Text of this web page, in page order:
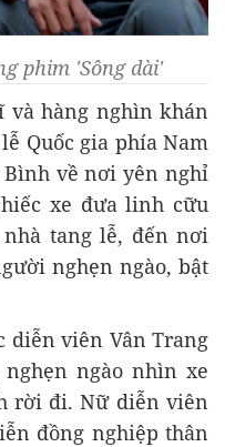
phim 'Sông dài'
và hàng nghìn khán
Quốc gia phía Nam
về nơi yên nghỉ
xe đưa linh cữu
tang lễ, đến nơi
nghẹn ngào, bật
diễn viên Vân Trang
ngào nhìn xe
rời đi. Nữ diễn viên
đồng nghiệp thân